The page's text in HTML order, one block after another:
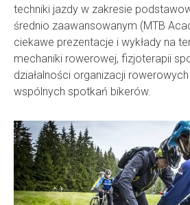
techniki jazdy w zakresie
średnio zaawansowanym (MTB
ciekawe prezentacje i wykłady na
mechaniki rowerowej, fizjoterapii
działalności organizacji
wspólnych spotkań bikerów.